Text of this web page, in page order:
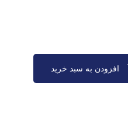
افزودن به سبد خرید